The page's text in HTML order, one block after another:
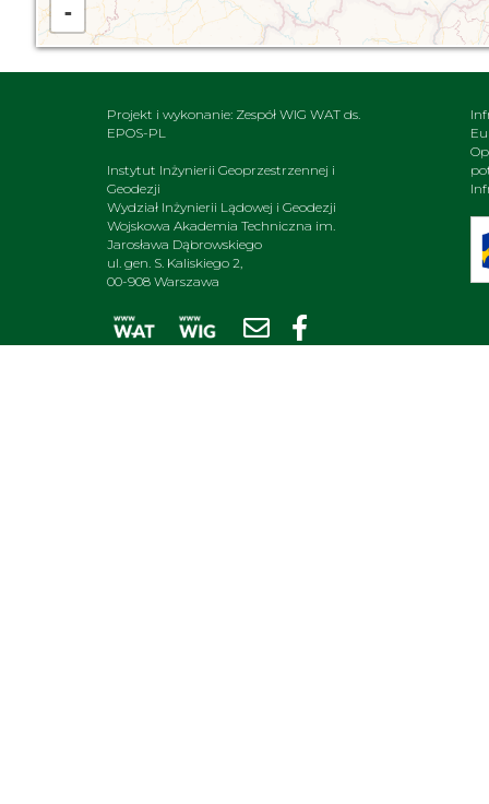
-
Projekt i wykonanie: Zespół WIG WAT ds.
EPOS-PL
Instytut Inżynierii Geoprzestrzennej i
Geodezji
Wydział Inżynierii Lądowej i Geodezji
Wojskowa Akademia Techniczna im.
Jarosława Dąbrowskiego
ul. gen. S. Kaliskiego 2,
00-908 Warszawa